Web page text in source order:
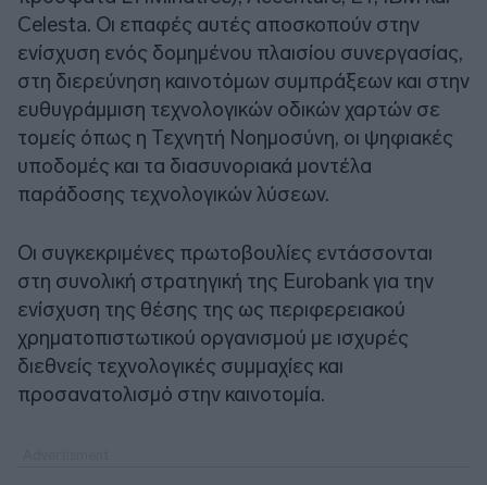
Celesta. Οι επαφές αυτές αποσκοπούν στην
ενίσχυση ενός δομημένου πλαισίου συνεργασίας,
στη διερεύνηση καινοτόμων συμπράξεων και στην
ευθυγράμμιση τεχνολογικών οδικών χαρτών σε
τομείς όπως η Τεχνητή Νοημοσύνη, οι ψηφιακές
υποδομές και τα διασυνοριακά μοντέλα
παράδοσης τεχνολογικών λύσεων.
Οι συγκεκριμένες πρωτοβουλίες εντάσσονται
στη συνολική στρατηγική της Eurobank για την
ενίσχυση της θέσης της ως περιφερειακού
χρηματοπιστωτικού οργανισμού με ισχυρές
διεθνείς τεχνολογικές συμμαχίες και
προσανατολισμό στην καινοτομία.